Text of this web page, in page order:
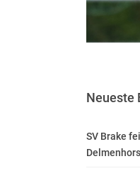
Neueste
SV Brake